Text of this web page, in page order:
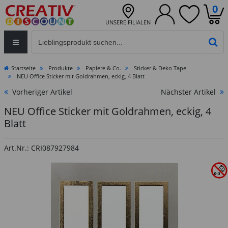
UNSERE FILIALEN
0
Startseite Produkte Papiere & Co.
Sticker & Deko Tape
NEU Office Sticker mit Goldrahmen, eckig, 4 Blatt
Vorheriger Artikel Nächster Artikel
NEU Office Sticker mit Goldrahmen, eckig, 4
Blatt
Art.Nr.: CRI087927984